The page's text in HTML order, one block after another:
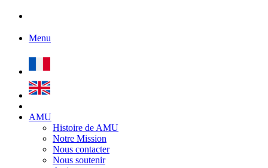
Menu
AMU
Histoire de AMU
Notre Mission
Nous contacter
Nous soutenir